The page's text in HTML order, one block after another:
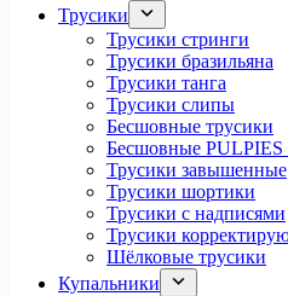
Трусики
Трусики стринги
Трусики бразильяна
Трусики танга
Трусики слипы
Бесшовные трусики
Бесшовные
Трусики завышенные
Трусики шортики
Трусики с надписями
Трусики
Шёлковые трусики
Купальники